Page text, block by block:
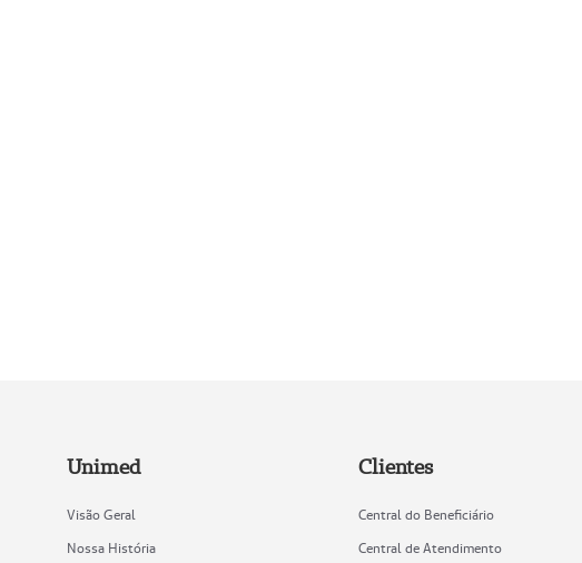
Unimed
Visão Geral
Nossa História
Clientes
Central do Beneficiário
Central de Atendimento